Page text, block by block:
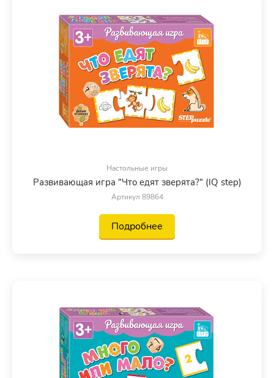
Настольные игры
Развивающая игра "Что едят зверята?" (IQ step)
Артикул 89864
Подробнее